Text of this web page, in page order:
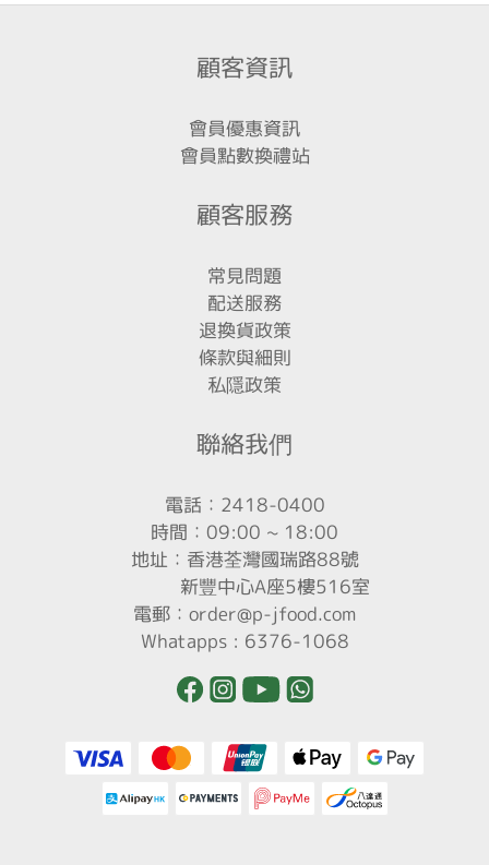
顧客資訊
會員優惠資訊
會員點數換禮站
顧客服務
常見問題
配送服務
退換貨政策
條款與細則
私隱政策
聯絡我們
電話：2418-0400
時間：09:00 ~ 18:00
地址：香港荃灣國瑞路88號
新豐中心A座5樓516室
電郵：order@p-jfood.com
Whatapps : 6376-1068